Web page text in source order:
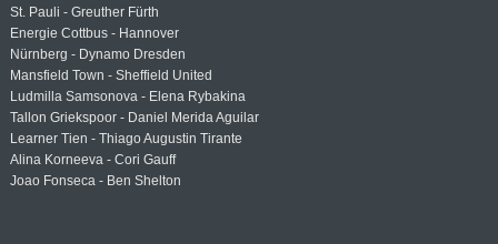
St. Pauli - Greuther Fürth
Energie Cottbus - Hannover
Nürnberg - Dynamo Dresden
Mansfield Town - Sheffield United
Ludmilla Samsonova - Elena Rybakina
Tallon Griekspoor - Daniel Merida Aguilar
Learner Tien - Thiago Augustin Tirante
Alina Korneeva - Cori Gauff
Joao Fonseca - Ben Shelton